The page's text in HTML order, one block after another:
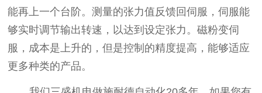
能再上一个台阶。测量的张力值反馈回伺服，伺服能
够实时调节输出转速，以达到设定张力。磁粉变伺
服，成本是上升的，但是控制的精度提高，能够适应
更多种类的产品。